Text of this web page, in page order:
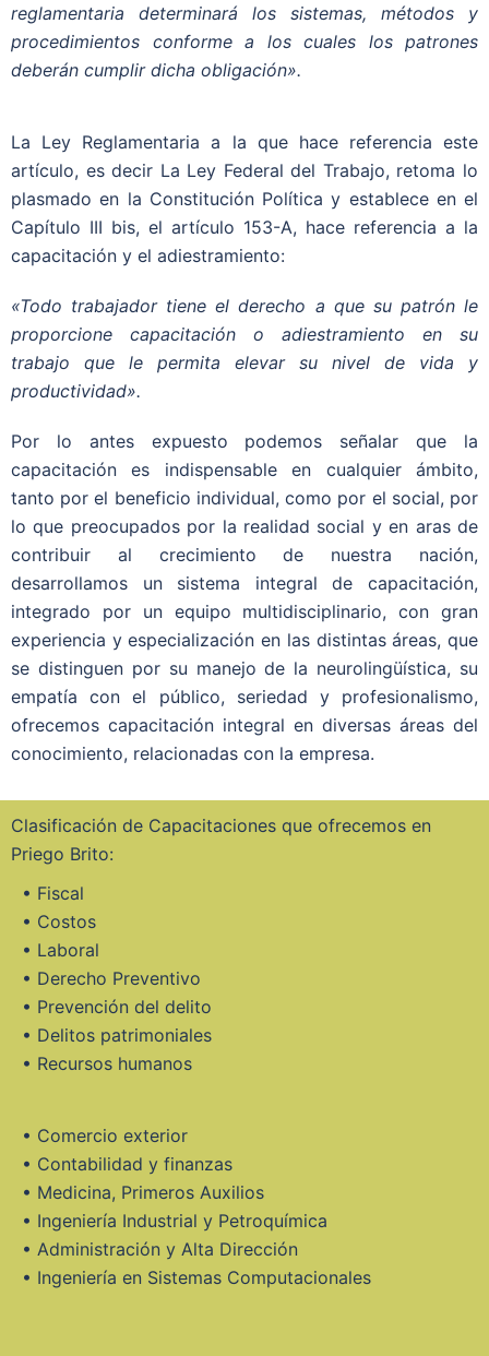
reglamentaria determinará los sistemas, métodos y
procedimientos conforme a los cuales los patrones
deberán cumplir dicha obligación».
La Ley Reglamentaria a la que hace referencia este
artículo, es decir La Ley Federal del Trabajo, retoma lo
plasmado en la Constitución Política y establece en el
Capítulo III bis, el artículo 153-A, hace referencia a la
capacitación y el adiestramiento:
«Todo trabajador tiene el derecho a que su patrón le
proporcione capacitación o adiestramiento en su
trabajo que le permita elevar su nivel de vida y
productividad».
Por lo antes expuesto podemos señalar que la
capacitación es indispensable en cualquier ámbito,
tanto por el beneficio individual, como por el social, por
lo que preocupados por la realidad social y en aras de
contribuir al crecimiento de nuestra nación,
desarrollamos un sistema integral de capacitación,
integrado por un equipo multidisciplinario, con gran
experiencia y especialización en las distintas áreas, que
se distinguen por su manejo de la neurolingüística, su
empatía con el público, seriedad y profesionalismo,
ofrecemos capacitación integral en diversas áreas del
conocimiento, relacionadas con la empresa.
Clasificación de Capacitaciones que ofrecemos en
Priego Brito:
• Fiscal
• Costos
• Laboral
• Derecho Preventivo
• Prevención del delito
• Delitos patrimoniales
• Recursos humanos
• Comercio exterior
• Contabilidad y finanzas
• Medicina, Primeros Auxilios
• Ingeniería Industrial y Petroquímica
• Administración y Alta Dirección
• Ingeniería en Sistemas Computacionales